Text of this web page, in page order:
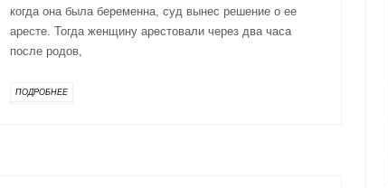
когда она была беременна, суд вынес решение о ее
аресте. Тогда женщину арестовали через два часа
после родов,
ПОДРОБНЕЕ